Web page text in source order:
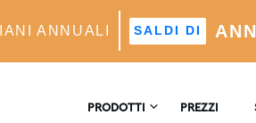
ANNUALI SALDI DI
PRODOTTI PREZZI